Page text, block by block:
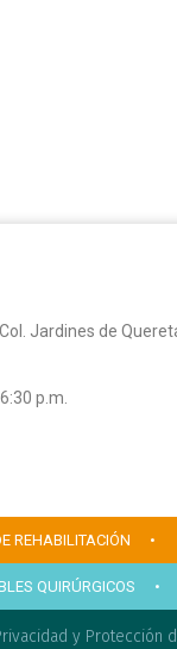
Jardines de
p.m.
REHABILITACIÓN •
QUIRÚRGICOS •
y Protección